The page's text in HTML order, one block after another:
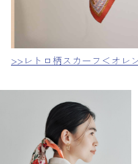
>>レトロ柄スカーフ＜オ